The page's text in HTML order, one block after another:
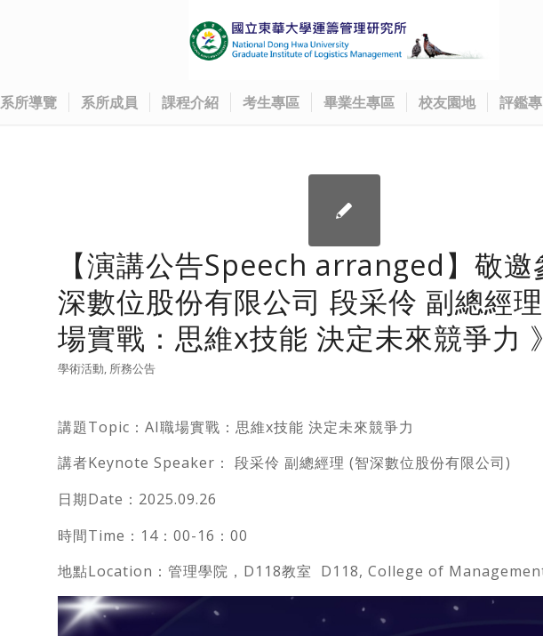
系所導覽 系所成員 課程介紹 考生專區 畢業生專區 校友園地 評鑑
【演講公告Speech arranged】敬邀
深數位股份有限公司 段采伶 副總經
場實戰：思維x技能 決定未來競爭力
學術活動, 所務公告
講題Topic：AI職場實戰：思維x技能 決定未來競爭力
講者Keynote Speaker： 段采伶 副總經理 (智深數位股份有限公司)
日期Date：2025.09.26
時間Time：14：00-16：00
地點Location：管理學院，D118教室 D118, College of